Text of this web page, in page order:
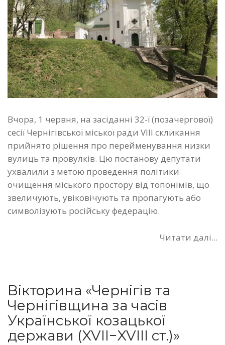
Вчора, 1 червня, на засіданні 32-ї (позачергової)
сесії Чернігівської міської ради VIIІ скликання
прийнято рішення про перейменування низки
вулиць та провулків. Цю постанову депутати
ухвалили з метою проведення політики
очищення міського простору від топонімів, що
звеличують, увіковічують та пропагують або
символізують російську федерацію.
Читати далі...
Вікторина «Чернігів та
Чернігівщина за часів
Української козацької
держави (XVII−XVIII ст.)»